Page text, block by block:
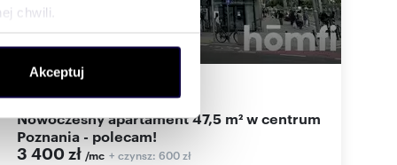
chwili.
społecznościowym,
od Ciebie lub
Akceptuj
Nowoczesny apartament 47,5 m² w centrum
Poznania - polecam!
3 400 zł /mc + czynsz: 600 zł